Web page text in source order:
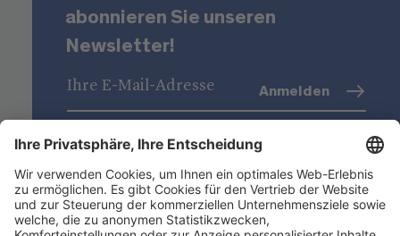
abonnieren Sie unseren
Newsletter!
Datenschutz (Info)
Anmelden